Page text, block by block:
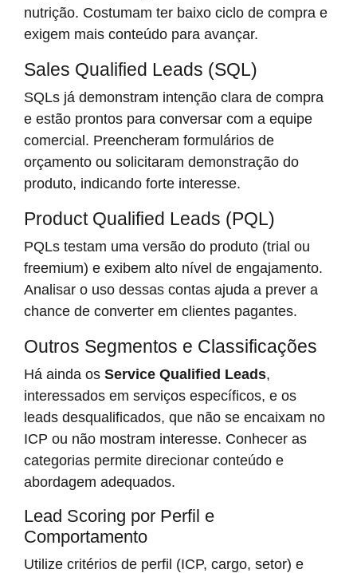
nutrição. Costumam ter baixo ciclo de compra e
exigem mais conteúdo para avançar.
Sales Qualified Leads (SQL)
SQLs já demonstram intenção clara de compra
e estão prontos para conversar com a equipe
comercial. Preencheram formulários de
orçamento ou solicitaram demonstração do
produto, indicando forte interesse.
Product Qualified Leads (PQL)
PQLs testam uma versão do produto (trial ou
freemium) e exibem alto nível de engajamento.
Analisar o uso dessas contas ajuda a prever a
chance de converter em clientes pagantes.
Outros Segmentos e Classificações
Há ainda os Service Qualified Leads,
interessados em serviços específicos, e os
leads desqualificados, que não se encaixam no
ICP ou não mostram interesse. Conhecer as
categorias permite direcionar conteúdo e
abordagem adequados.
Lead Scoring por Perfil e
Comportamento
Utilize critérios de perfil (ICP, cargo, setor) e